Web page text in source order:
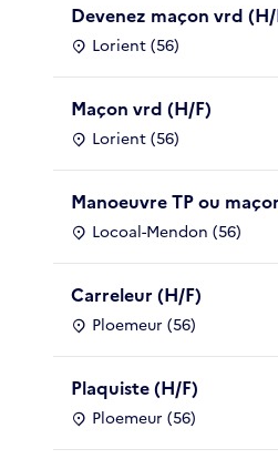
Devenez maçon vrd (H/
Lorient (56)
Maçon vrd (H/F)
Lorient (56)
Manoeuvre TP ou
Locoal-Mendon (56)
Carreleur (H/F)
Ploemeur (56)
Plaquiste (H/F)
Ploemeur (56)